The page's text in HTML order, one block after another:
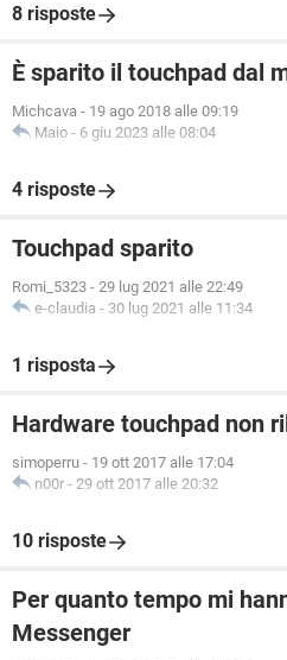
8 risposte
È sparito il touchpad dal
Michcava - 19 ago 2018 alle 09:19
Maio - 6 giu 2023 alle 08:04
4 risposte
Touchpad sparito
Romi_5323 - 29 lug 2021 alle 22:49
e-claudia - 30 lug 2021 alle 11:34
1 risposta
Hardware touchpad non
simoperru - 19 ott 2017 alle 17:04
n00r - 29 ott 2017 alle 20:32
10 risposte
Per quanto tempo mi
Messenger